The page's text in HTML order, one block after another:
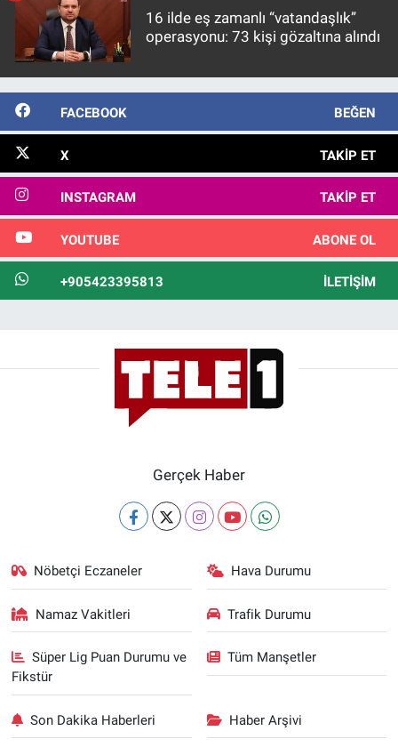
16 ilde eş zamanlı “vatandaşlık”
operasyonu: 73 kişi gözaltına alındı
FACEBOOK BEĞEN
X TAKIP ET
INSTAGRAM TAKIP ET
YOUTUBE ABONE OL
+905423395813 İLETIŞIM
Gerçek Haber
Nöbetçi Eczaneler Hava Durumu
Namaz Vakitleri Trafik Durumu
Süper Lig Puan Durumu ve
Fikstür
Tüm Manşetler
Son Dakika Haberleri Haber Arşivi